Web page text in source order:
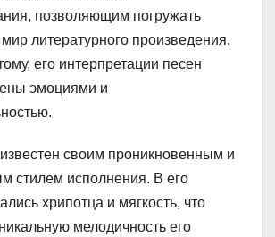
позволяющим погружать
литературного произведения.
его интерпретации песен
эмоциями и
своим проникновенным и
стилем исполнения. В его
хрипотца и мягкость, что
мелодичность его